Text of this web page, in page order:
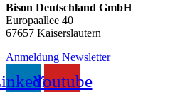
Bison Deutschland GmbH
Europaallee 40
67657 Kaiserslautern
Anmeldung Newsletter
Youtube